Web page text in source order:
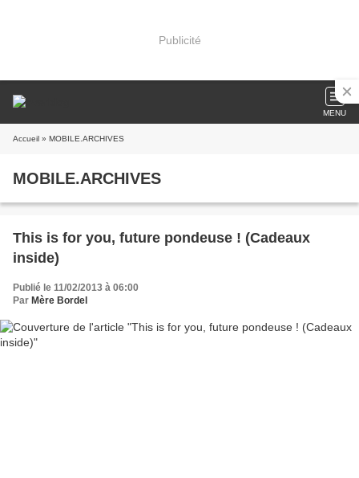
Publicité
MENU
Accueil » MOBILE.ARCHIVES
MOBILE.ARCHIVES
This is for you, future pondeuse ! (Cadeaux
inside)
Publié le 11/02/2013 à 06:00
Par Mère Bordel